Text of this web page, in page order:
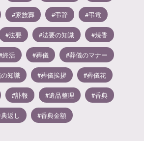
家族葬 弔辞 弔電
法要 法要の知識 焼香
終活 葬儀 葬儀のマナー
知識 葬儀挨拶 葬儀花
訃報 遺品整理 香典
返し 香典金額